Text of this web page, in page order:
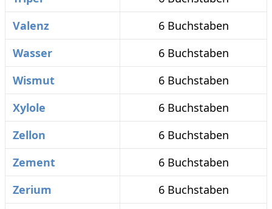
Valenz
6 Buchstaben
Wasser
6 Buchstaben
Wismut
6 Buchstaben
Xylole
6 Buchstaben
Zellon
6 Buchstaben
Zement
6 Buchstaben
Zerium
6 Buchstaben